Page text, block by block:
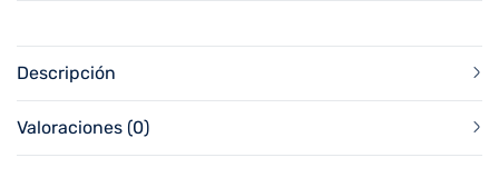
Descripción
Valoraciones (0)